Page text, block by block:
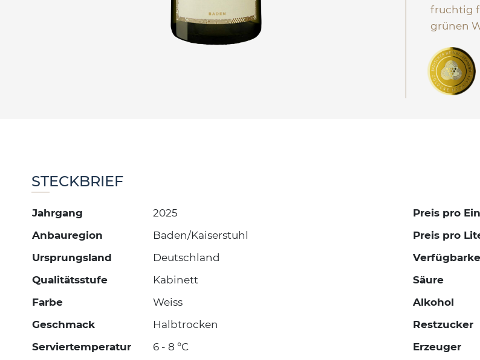
fruchtig
grünen
STECKBRIEF
Jahrgang
2025
Anbauregion
Baden/Kaiserstuhl
Ursprungsland
Deutschland
Qualitätsstufe
Kabinett
Farbe
Weiss
Geschmack
Halbtrocken
Serviertemperatur
6 - 8 °C
Preis pro
Preis pro
Säure
Alkohol
Restzucker
Erzeuger